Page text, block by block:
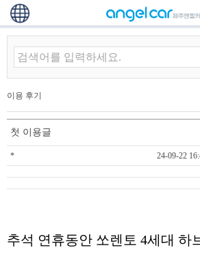
이용 후기
첫 이용글
* 24-09-22
추석 연휴동안 쏘렌토 4세대 하